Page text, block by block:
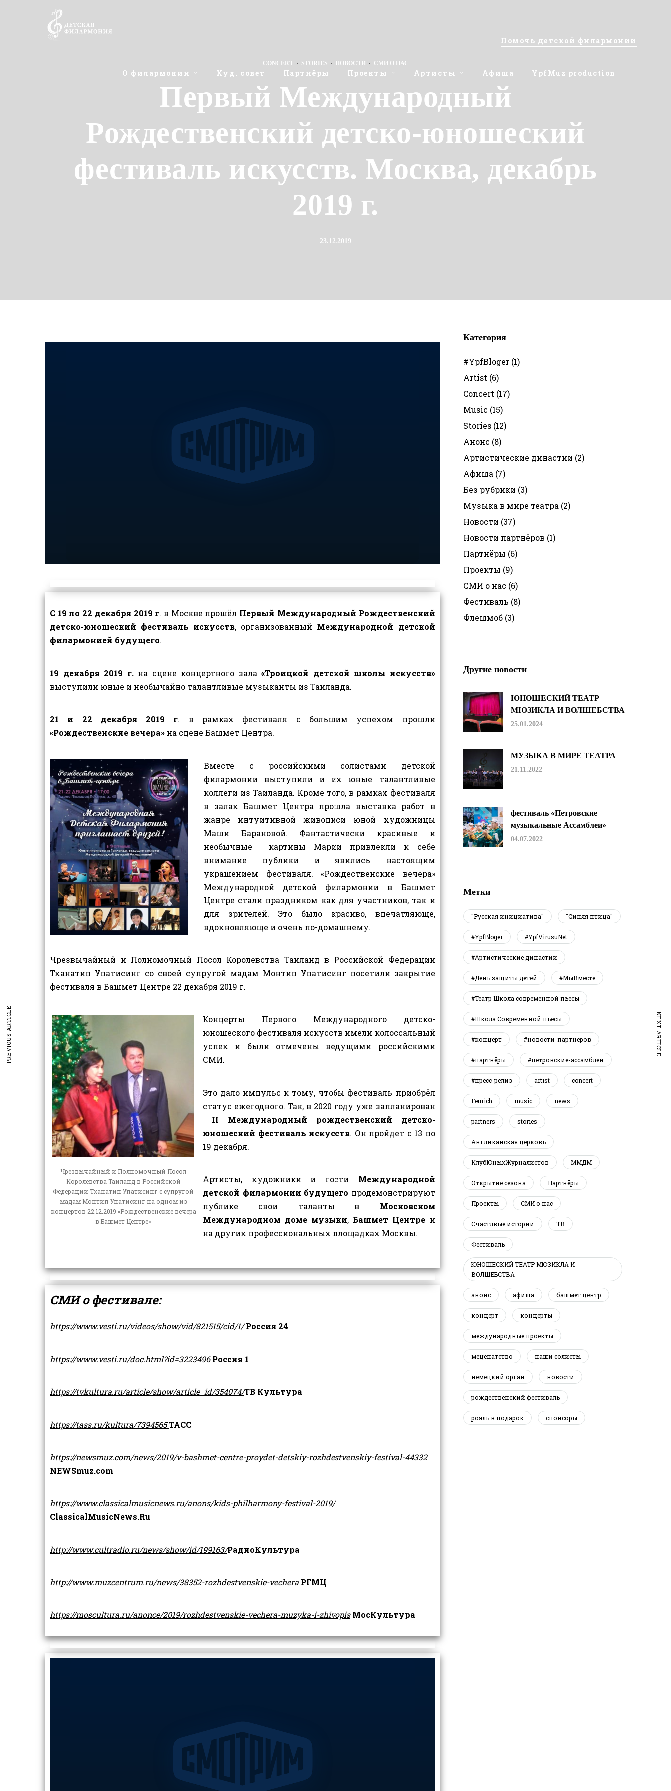
О филармонии Худ. совет Партнёры Проекты Артисты Афиша YpfMuz production
Помочь детской филармонии
CONCERT· STORIES · НОВОСТИ · СМИ О НАС
Первый Международный
Рождественский детско-юношеский
фестиваль искусств. Москва, декабрь
2019 г.
23.12.2019
С 19 по 22 декабря 2019 г. в Москве прошёл Первый Международный Рождественский
детско-юношеский фестиваль искусств, организованный Международной детской
филармонией будущего.
19 декабря 2019 г.на сцене концертного зала«Троицкой детской школы искусств»
выступили юные и необычайно талантливые музыканты из Таиланда.
21 и 22 декабря 2019 г. в рамках фестиваля с большим успехом прошли
«Рождественские вечера» на сцене Башмет Центра.
Вместе с российскими солистами детской
филармонии выступили и их юные талантливые
коллеги из Таиланда. Кроме того, в рамках фестиваля
в залах Башмет Центра прошла выставка работ в
жанре интуитивной живописи юной художницы
Маши Барановой. Фантастически красивые и
необычные картины Марии привлекли к себе
внимание публики и явились настоящим
украшением фестиваля. «Рождественские вечера»
Международной детской филармонии в Башмет
Центре стали праздником как для участников, так и
для зрителей. Это было красиво, впечатляюще,
вдохновляюще и очень по-домашнему.
Чрезвычайный и Полномочный Посол Королевства Таиланд в Российской Федерации
Тханатип Упатисинг со своей супругой мадам Монтип Упатисинг посетили закрытие
фестиваля в Башмет Центре 22 декабря 2019 г.
Чрезвычайный и Полномочный Посол
Королевства Таиланд в Российской
Федерации Тханатип Упатисинг с супругой
мадам Монтип Упатисинг на одном из
концертов 22.12.2019 «Рождественские вечера
в Башмет Центре»
Концерты Первого Международного детско-
юношеского фестиваля искусств имели колоссальный
успех и были отмечены ведущими российскими
СМИ.
Это дало импульс к тому, чтобы фестиваль приобрёл
статус ежегодного. Так, в 2020 году уже запланирован
II Международный рождественский детско-
юношеский фестиваль искусств. Он пройдет с 13 по
19 декабря.
Артисты, художники и гости Международной
детской филармонии будущего продемонстрируют
публике свои таланты в Московском
Международном доме музыки,Башмет Центре и
на других профессиональных площадках Москвы.
СМИ о фестивале:
https://www.vesti.ru/videos/show/vid/821515/cid/1/ Россия 24
https://www.vesti.ru/doc.html?id=3223496 Россия 1
https://tvkultura.ru/article/show/article_id/354074/ТВ Культура
https://tass.ru/kultura/7394565ТАСС
https://newsmuz.com/news/2019/v-bashmet-centre-proydet-detskiy-rozhdestvenskiy-festival-44332
NEWSmuz.com
https://www.classicalmusicnews.ru/anons/kids-philharmony-festival-2019/
ClassicalMusicNews.Ru
http://www.cultradio.ru/news/show/id/199163/РадиоКультура
http://www.muzcentrum.ru/news/38352-rozhdestvenskie-vechera РГМЦ
https://moscultura.ru/anonce/2019/rozhdestvenskie-vechera-muzyka-i-zhivopis МосКультура
PREVIOUS ARTICLE NEXT ARTICLE
Категория
#YpfBloger (1)
Artist (6)
Concert (17)
Music (15)
Stories (12)
Анонс (8)
Артистические династии (2)
Афиша (7)
Без рубрики (3)
Музыка в мире театра (2)
Новости (37)
Новости партнёров (1)
Партнёры (6)
Проекты (9)
СМИ о нас (6)
Фестиваль (8)
Флешмоб (3)
Другие новости
ЮНОШЕСКИЙ ТЕАТР
МЮЗИКЛА И ВОЛШЕБСТВА
25.01.2024
МУЗЫКА В МИРЕ ТЕАТРА
21.11.2022
фестиваль «Петровские
музыкальные Ассамблеи»
04.07.2022
Метки
"Русская инициатива" "Синяя птица"
#YpfBloger #YpfVirusuNet
#Артистические династии
#День защиты детей #МыВместе
#Театр Школа современной пьесы
#Школа Современной пьесы
#концерт #новости-партнёров
#партнёры #петровские-ассамблеи
#пресс-релиз artist concert
Feurich music news
partners stories
Англиканская церковь
КлубЮныхЖурналистов ММДМ
Открытие сезона Партнёры
Проекты СМИ о нас
Счастлвые истории ТВ
Фестиваль
ЮНОШЕСКИЙ ТЕАТР МЮЗИКЛА И
ВОЛШЕБСТВА
анонс афиша башмет центр
концерт концерты
международные проекты
меценатство наши солисты
немецкий орган новости
рождественский фестиваль
рояль в подарок спонсоры